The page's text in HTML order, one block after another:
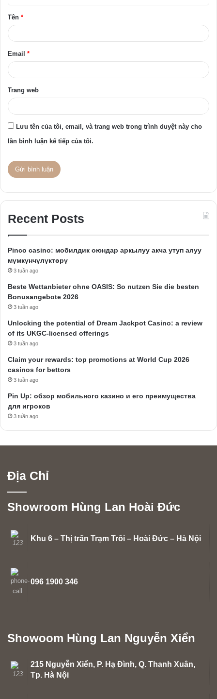
ậ
n
Tên *
Email *
Trang web
Lưu tên của tôi, email, và trang web trong trình duyệt này cho
lần bình luận kế tiếp của tôi.
Recent Posts
Pinco casino: мобилдик оюндар аркылуу акча утуп алуу
мүмкүнчүлүктөрү
3 tuần ago
Beste Wettanbieter ohne OASIS: So nutzen Sie die besten
Bonusangebote 2026
3 tuần ago
Unlocking the potential of Dream Jackpot Casino: a review
of its UKGC-licensed offerings
3 tuần ago
Claim your rewards: top promotions at World Cup 2026
casinos for bettors
3 tuần ago
Pin Up: обзор мобильного казино и его преимущества
для игроков
3 tuần ago
Địa Chỉ
Showroom Hùng Lan Hoài Đức
Khu 6 – Thị trấn Trạm Trôi – Hoài Đức – Hà Nội
096 1900 346
Showoom Hùng Lan Nguyễn Xiển
215 Nguyễn Xiển, P. Hạ Đình, Q. Thanh Xuân,
Tp. Hà Nội